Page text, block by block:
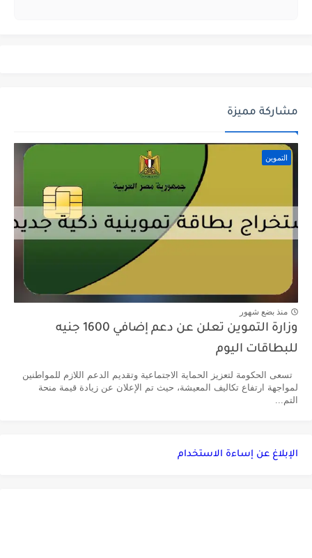
مشاركة مميزة
التموين
منذ بضع شهور
وزارة التموين تعلن عن دعم إضافي 1600 جنيه
للبطاقات اليوم
تسعى الحكومة لتعزيز الحماية الاجتماعية وتقديم الدعم اللازم للمواطنين
لمواجهة ارتفاع تكاليف المعيشة، حيث تم الإعلان عن زيادة قيمة منحة
التم...
الإبلاغ عن إساءة الاستخدام